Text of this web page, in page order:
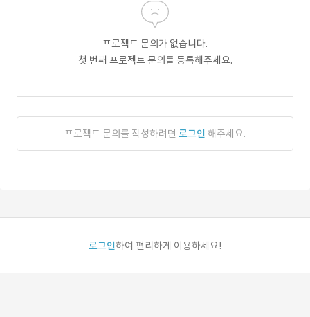
프로젝트 문의가 없습니다.
첫 번째 프로젝트 문의를 등록해주세요.
프로젝트 문의를 작성하려면 로그인 해주세요.
로그인하여 편리하게 이용하세요!